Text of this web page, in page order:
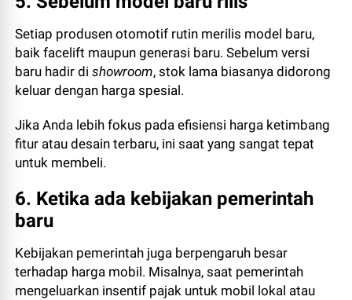
Setiap produsen otomotif rutin merilis model baru,
baik facelift maupun generasi baru. Sebelum versi
baru hadir dishowroom, stok lama biasanya didorong
keluar dengan harga spesial.
Jika Anda lebih fokus pada efisiensi harga ketimbang
fitur atau desain terbaru, ini saat yang sangat tepat
untuk membeli.
6. Ketika ada kebijakan pemerintah
baru
Kebijakan pemerintah juga berpengaruh besar
terhadap harga mobil. Misalnya, saat pemerintah
mengeluarkan insentif pajak untuk mobil lokal atau